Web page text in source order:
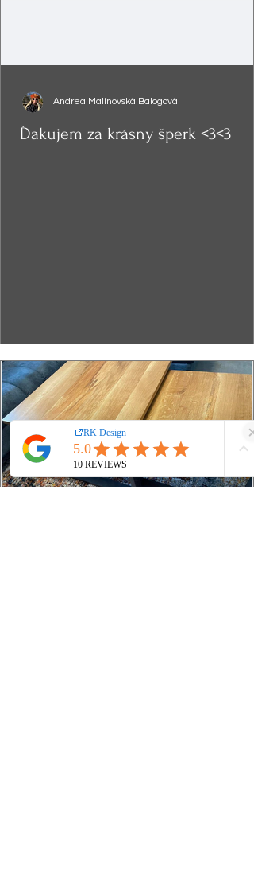
Ďakujem za krásny šperk <3<3
Andrea Malinovská Balogová